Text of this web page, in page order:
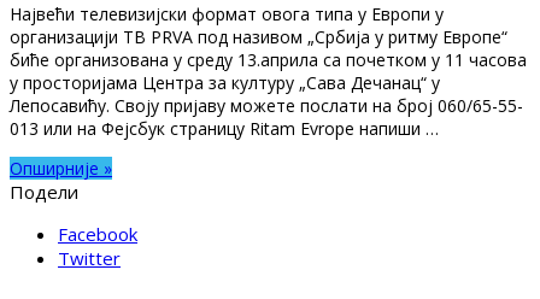
Највећи телевизијски формат овога типа у Европи у
организацији ТВ PRVA под називом „Србија у ритму Европе“
биће организована у среду 13.априла са почетком у 11 часова
у просторијама Центра за културу „Сава Дечанац“ у
Лепосавићу. Своју пријаву можете послати на број 060/65-55-
013 или на Фејсбук страницу Ritam Evrope напиши …
Опширније »
Подели
Facebook
Twitter